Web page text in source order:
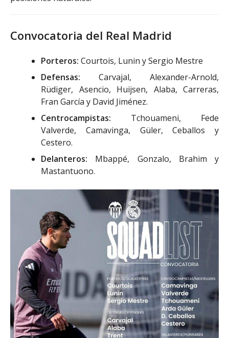
Convocatoria del Real Madrid
Porteros: Courtois, Lunin y Sergio Mestre
Defensas: Carvajal, Alexander-Arnold,
Rüdiger, Asencio, Huijsen, Alaba, Carreras,
Fran García y David Jiménez.
Centrocampistas: Tchouameni, Fede
Valverde, Camavinga, Güler, Ceballos y
Cestero.
Delanteros: Mbappé, Gonzalo, Brahim y
Mastantuono.